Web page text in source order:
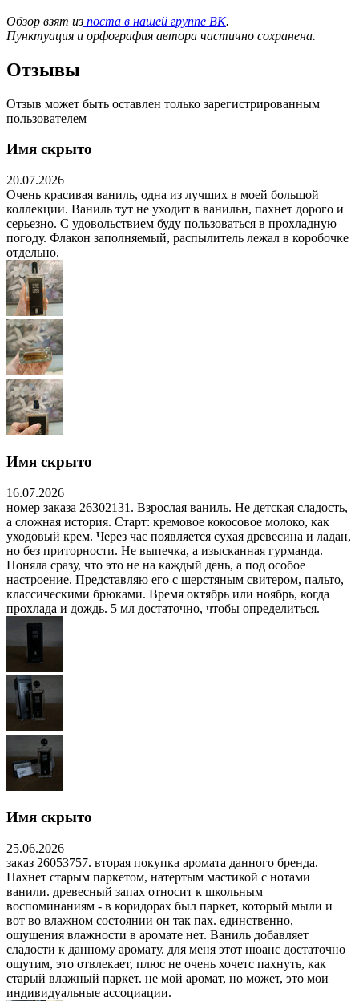
Обзор взят из поста в нашей группе ВК.
Пунктуация и орфография автора частично сохранена.
Отзывы
Отзыв может быть оставлен только зарегистрированным
пользователем
Имя скрыто
20.07.2026
Очень красивая ваниль, одна из лучших в моей большой
коллекции. Ваниль тут не уходит в ванильн, пахнет дорого и
серьезно. С удовольствием буду пользоваться в прохладную
погоду. Флакон заполняемый, распылитель лежал в коробочке
отдельно.
Имя скрыто
16.07.2026
номер заказа 26302131. Взрослая ваниль. Не детская сладость,
а сложная история. Старт: кремовое кокосовое молоко, как
уходовый крем. Через час появляется сухая древесина и ладан,
но без приторности. Не выпечка, а изысканная гурманда.
Поняла сразу, что это не на каждый день, а под особое
настроение. Представляю его с шерстяным свитером, пальто,
классическими брюками. Время октябрь или ноябрь, когда
прохлада и дождь. 5 мл достаточно, чтобы определиться.
Имя скрыто
25.06.2026
заказ 26053757. вторая покупка аромата данного бренда.
Пахнет старым паркетом, натертым мастикой с нотами
ванили. древесный запах относит к школьным
воспоминаниям - в коридорах был паркет, который мыли и
вот во влажном состоянии он так пах. единственно,
ощущения влажности в аромате нет. Ваниль добавляет
сладости к данному аромату. для меня этот нюанс достаточно
ощутим, это отвлекает, плюс не очень хочетс пахнуть, как
старый влажный паркет. не мой аромат, но может, это мои
индивидуальные ассоциации.